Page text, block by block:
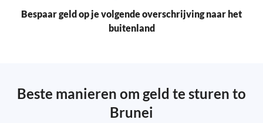
Bespaar geld op je volgende overschrijving naar het
buitenland
Beste manieren om geld te sturen to
Brunei